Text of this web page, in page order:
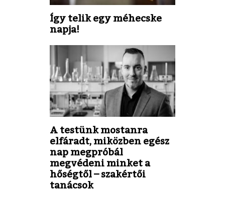
Így telik egy méhecske
napja!
A testünk mostanra
elfáradt, miközben egész
nap megpróbál
megvédeni minket a
hőségtől – szakértői
tanácsok